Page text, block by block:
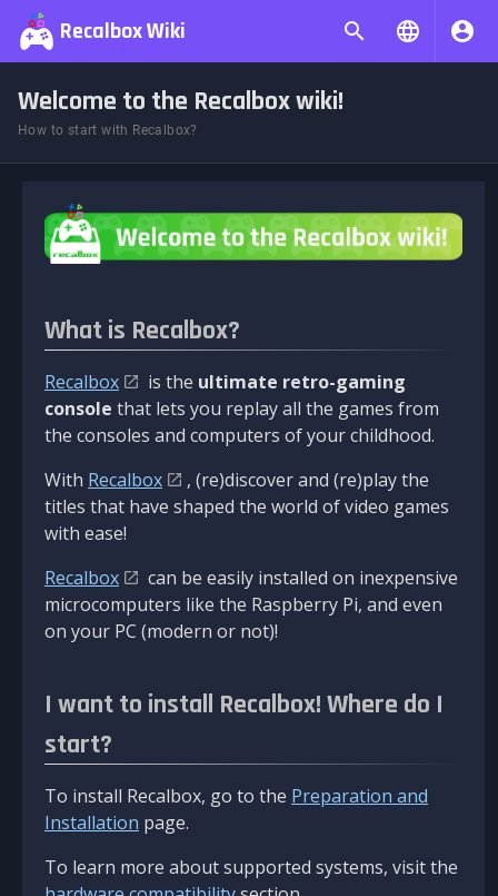
Recalbox Wiki
Welcome to the Recalbox wiki!
How to start with Recalbox?
What is Recalbox?
Recalbox is the ultimate retro-gaming
console that lets you replay all the games from
the consoles and computers of your childhood.
With Recalbox
, (re)discover and (re)play the
titles that have shaped the world of video games
with ease!
Recalbox
can be easily installed on inexpensive
microcomputers like the Raspberry Pi, and even
on your PC (modern or not)!
I want to install Recalbox! Where do I
start?
To install Recalbox, go to the Preparation and
Installation page.
To learn more about supported systems, visit the